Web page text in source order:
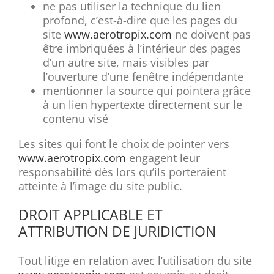
ne pas utiliser la technique du lien
profond, c’est-à-dire que les pages du
site www.aerotropix.com ne doivent pas
être imbriquées à l’intérieur des pages
d’un autre site, mais visibles par
l’ouverture d’une fenêtre indépendante
mentionner la source qui pointera grâce
à un lien hypertexte directement sur le
contenu visé
Les sites qui font le choix de pointer vers
www.aerotropix.com engagent leur
responsabilité dès lors qu’ils porteraient
atteinte à l’image du site public.
DROIT APPLICABLE ET
ATTRIBUTION DE JURIDICTION
Tout litige en relation avec l’utilisation du site